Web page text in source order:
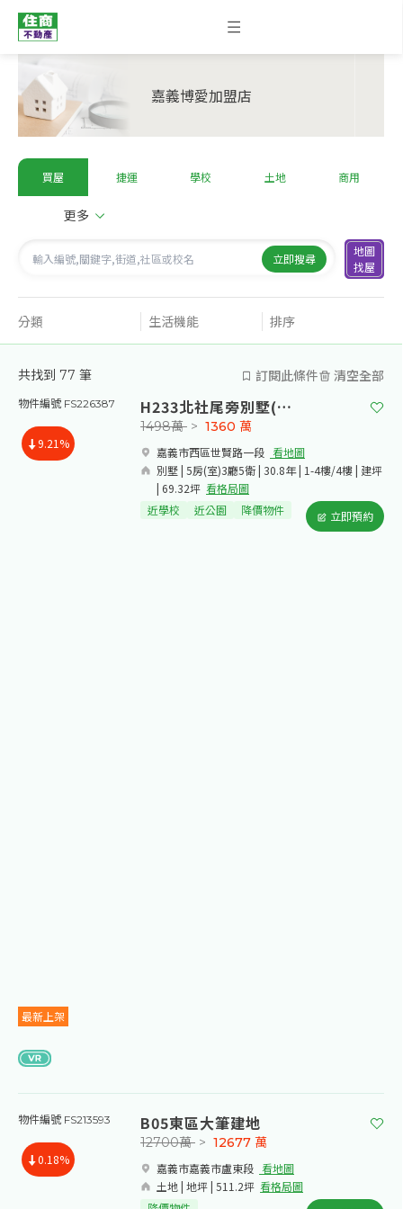
嘉義博愛加盟店
買屋 捷運 學校 土地 商用
更多
立即搜尋
地圖
找屋
分類 生活機能 排序
共找到 77 筆 訂閱此條件 清空全部
物件編號 FS226387
9.21%
最新上架
H233北社尾旁別墅(空屋價)
嘉義市西區世賢路一段​ 看地圖
別墅 | 5房(室)3廳5衛 | 30.8年 | 1-4樓/4樓 | 建坪
| 69.32坪 看格局圖
1498萬 > 1360 萬
近學校 近公園 降價物件 立即預約
物件編號 FS213593
0.18%
B05東區大筆建地
嘉義市嘉義市盧東段​ 看地圖
土地 | 地坪 | 511.2坪 看格局圖
12700萬 > 12677 萬